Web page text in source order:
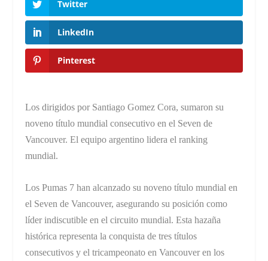
Twitter
LinkedIn
Pinterest
Los dirigidos por Santiago Gomez Cora, sumaron su
noveno título mundial consecutivo en el Seven de
Vancouver. El equipo argentino lidera el ranking
mundial.
Los Pumas 7 han alcanzado su noveno título mundial en
el Seven de Vancouver, asegurando su posición como
líder indiscutible en el circuito mundial. Esta hazaña
histórica representa la conquista de tres títulos
consecutivos y el tricampeonato en Vancouver en los